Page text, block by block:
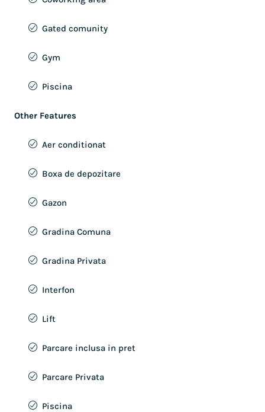
Gated comunity
Gym
Piscina
Other Features
Aer conditionat
Boxa de depozitare
Gazon
Gradina Comuna
Gradina Privata
Interfon
Lift
Parcare inclusa in pret
Parcare Privata
Piscina